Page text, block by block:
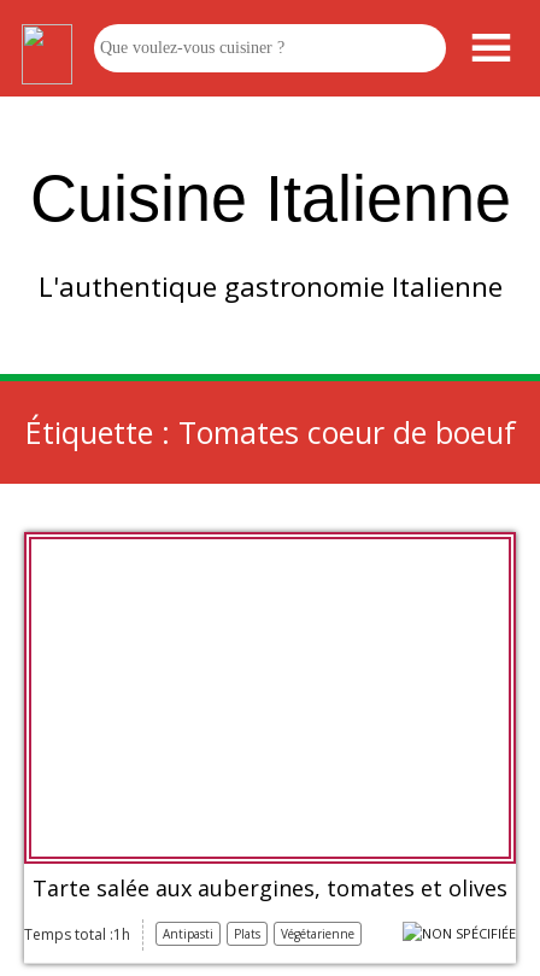
Cuisine Italienne
L'authentique gastronomie Italienne
Étiquette : Tomates coeur de boeuf
Tarte salée aux aubergines, tomates et olives
Temps total :1h Antipasti Plats Végétarienne